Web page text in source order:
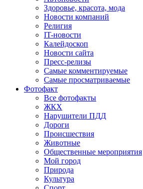
Здоровье, красота, мода
Новости компаний
Религия
IT-новости
Калейдоскоп
Новости сайта
Пресс-релизы
Самые комментируемые
Самые просматриваемые
Фотофакт
Все фотофакты
ЖКХ
Нарушители ПДД
Дороги
Происшествия
Животные
Общественные мероприятия
Мой город
Природа
Культура